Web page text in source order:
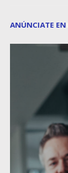
ANÚNCIATE